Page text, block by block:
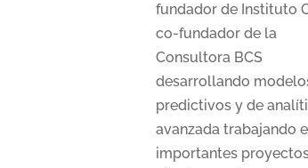
fundador de Instituto
co-fundador de la
Consultora BCS
desarrollando
predictivos y de
avanzada trabajando
importantes